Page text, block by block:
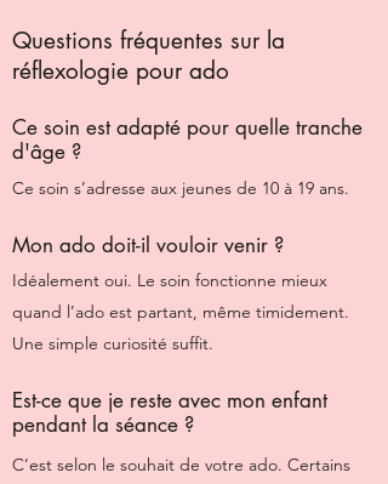
Questions fréquentes sur la
réflexologie pour ado
Ce soin est adapté pour quelle tranche
d'âge ?
Ce soin s’adresse aux jeunes de 10 à 19 ans.
Mon ado doit-il vouloir venir ?
Idéalement oui. Le soin fonctionne mieux
quand l’ado est partant, même timidement.
Une simple curiosité suffit.
Est-ce que je reste avec mon enfant
pendant la séance ?
C’est selon le souhait de votre ado. Certains